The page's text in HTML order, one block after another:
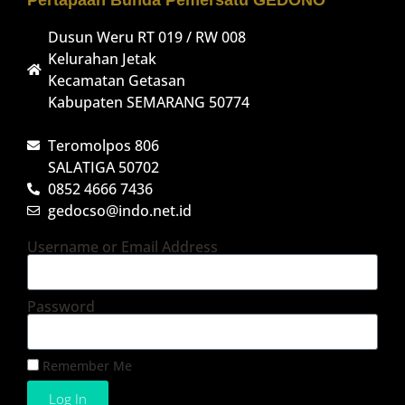
Dusun Weru RT 019 / RW 008
Kelurahan Jetak
Kecamatan Getasan
Kabupaten SEMARANG 50774
Teromolpos 806
SALATIGA 50702
0852 4666 7436
gedocso@indo.net.id
Username or Email Address
Password
Remember Me
Log In